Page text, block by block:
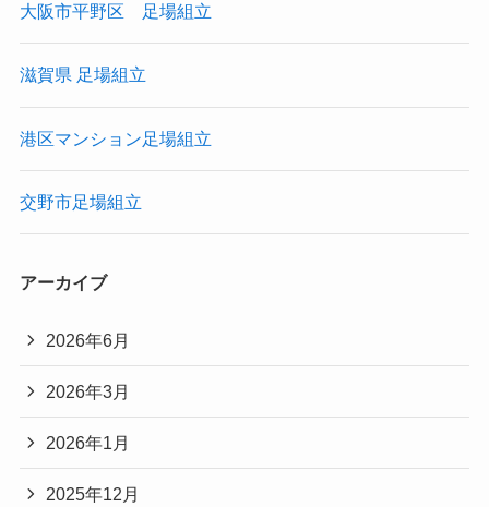
大阪市平野区 足場組立
滋賀県 足場組立
港区マンション足場組立
交野市足場組立
アーカイブ
2026年6月
2026年3月
2026年1月
2025年12月